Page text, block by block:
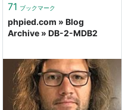
71 ブックマーク
phpied.com » Blog
Archive » DB-2-MDB2